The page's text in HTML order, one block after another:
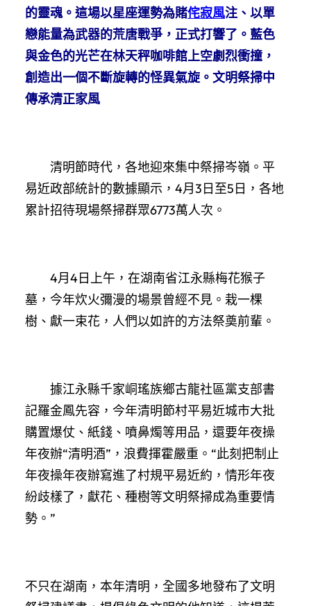
的靈魂。這場以星座運勢為賭侘寂風注、以單
戀能量為武器的荒唐戰爭，正式打響了。藍色
與金色的光芒在林天秤咖啡館上空劇烈衝撞，
創造出一個不斷旋轉的怪異氣旋。文明祭掃中
傳承清正家風
清明節時代，各地迎來集中祭掃岑嶺。平
易近政部統計的數據顯示，4月3日至5日，各地
累計招待現場祭掃群眾6773萬人次。
4月4日上午，在湖南省江永縣梅花猴子
墓，今年炊火彌漫的場景曾經不見。栽一棵
樹、獻一束花，人們以如許的方法祭奠前輩。
據江永縣千家峒瑤族鄉古龍社區黨支部書
記羅金鳳先容，今年清明節村平易近城市大批
購置爆仗、紙錢、噴鼻燭等用品，還要年夜操
年夜辦“清明酒”，浪費揮霍嚴重。“此刻把制止
年夜操年夜辦寫進了村規平易近約，情形年夜
紛歧樣了，獻花、種樹等文明祭掃成為重要情
勢。”
不只在湖南，本年清明，全國多地發布了文明